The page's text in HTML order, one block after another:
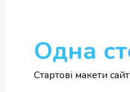
Одна
Стартові макети